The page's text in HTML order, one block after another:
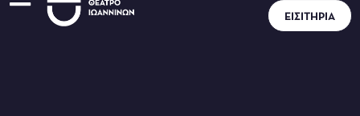
ΕΙΣΙΤΉΡΙΑ